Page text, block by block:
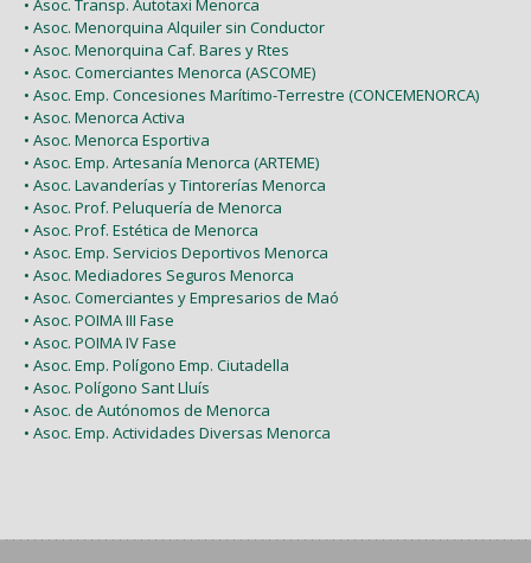
• Asoc. Transp. Autotaxi Menorca
• Asoc. Menorquina Alquiler sin Conductor
• Asoc. Menorquina Caf. Bares y Rtes
• Asoc. Comerciantes Menorca (ASCOME)
• Asoc. Emp. Concesiones Marítimo-Terrestre (CONCEMENORCA)
• Asoc. Menorca Activa
• Asoc. Menorca Esportiva
• Asoc. Emp. Artesanía Menorca (ARTEME)
• Asoc. Lavanderías y Tintorerías Menorca
• Asoc. Prof. Peluquería de Menorca
• Asoc. Prof. Estética de Menorca
• Asoc. Emp. Servicios Deportivos Menorca
• Asoc. Mediadores Seguros Menorca
• Asoc. Comerciantes y Empresarios de Maó
• Asoc. POIMA III Fase
• Asoc. POIMA IV Fase
• Asoc. Emp. Polígono Emp. Ciutadella
• Asoc. Polígono Sant Lluís
• Asoc. de Autónomos de Menorca
• Asoc. Emp. Actividades Diversas Menorca